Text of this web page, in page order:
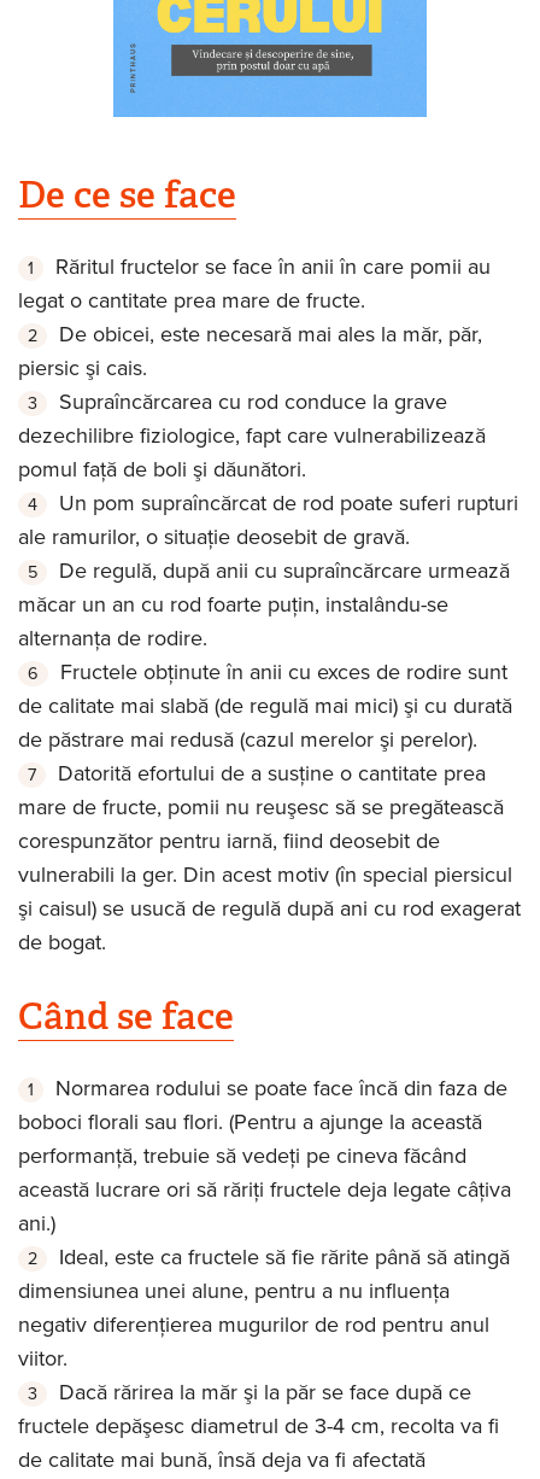
De ce se face
Răritul fructelor se face în anii în care pomii au
legat o cantitate prea mare de fructe.
De obicei, este necesară mai ales la măr, păr,
piersic şi cais.
Supraîncărcarea cu rod conduce la grave
dezechilibre fiziologice, fapt care vulnerabilizează
pomul faţă de boli şi dăunători.
Un pom supraîncărcat de rod poate suferi rupturi
ale ramurilor, o situaţie deosebit de gravă.
De regulă, după anii cu supraîncărcare urmează
măcar un an cu rod foarte puţin, instalându-se
alternanţa de rodire.
Fructele obţinute în anii cu exces de rodire sunt
de calitate mai slabă (de regulă mai mici) şi cu durată
de păstrare mai redusă (cazul merelor şi perelor).
Datorită efortului de a susţine o cantitate prea
mare de fructe, pomii nu reuşesc să se pregătească
corespunzător pentru iarnă, fiind deosebit de
vulnerabili la ger. Din acest motiv (în special piersicul
şi caisul) se usucă de regulă după ani cu rod exagerat
de bogat.
Când se face
Normarea rodului se poate face încă din faza de
boboci florali sau flori. (Pentru a ajunge la această
performanţă, trebuie să vedeţi pe cineva făcând
această lucrare ori să răriţi fructele deja legate câţiva
ani.)
Ideal, este ca fructele să fie rărite până să atingă
dimensiunea unei alune, pentru a nu influenţa
negativ diferenţierea mugurilor de rod pentru anul
viitor.
Dacă rărirea la măr şi la păr se face după ce
fructele depăşesc diametrul de 3-4 cm, recolta va fi
de calitate mai bună, însă deja va fi afectată